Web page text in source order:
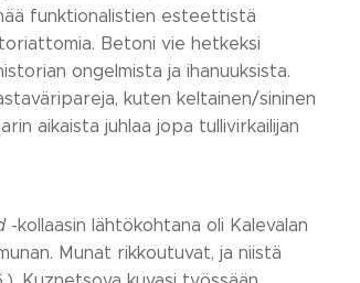
funktionalistien esteettistä
Betoni vie hetkeksi
ongelmista ja ihanuuksista.
kuten keltainen/sininen
aikaista juhlaa jopa tullivirkailijan
-kollaasin lähtökohtana oli Kalevalan
Munat rikkoutuvat, ja niistä